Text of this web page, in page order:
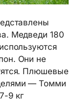
Медведи 180
Они не
Плюшевые
— Томми
9 кг